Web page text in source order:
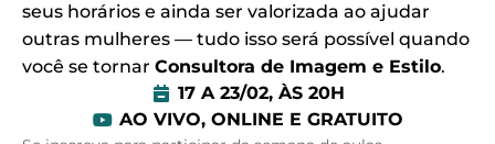
seus horários e ainda ser valorizada ao ajudar
outras mulheres — tudo isso será possível quando
você se tornar Consultora de Imagem e Estilo.
17 A 23/02, ÀS 20H
AO VIVO, ONLINE E GRATUITO